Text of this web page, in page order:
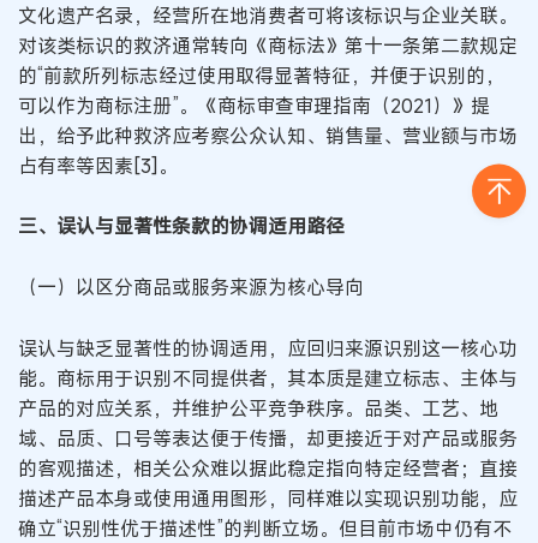
文化遗产名录，经营所在地消费者可将该标识与企业关联。
对该类标识的救济通常转向《商标法》第十一条第二款规定
的“前款所列标志经过使用取得显著特征，并便于识别的，
可以作为商标注册”。《商标审查审理指南（2021）》提
出，给予此种救济应考察公众认知、销售量、营业额与市场
占有率等因素[3]。
三、误认与显著性条款的协调适用路径
（一）以区分商品或服务来源为核心导向
误认与缺乏显著性的协调适用，应回归来源识别这一核心功
能。商标用于识别不同提供者，其本质是建立标志、主体与
产品的对应关系，并维护公平竞争秩序。品类、工艺、地
域、品质、口号等表达便于传播，却更接近于对产品或服务
的客观描述，相关公众难以据此稳定指向特定经营者；直接
描述产品本身或使用通用图形，同样难以实现识别功能，应
确立“识别性优于描述性”的判断立场。但目前市场中仍有不